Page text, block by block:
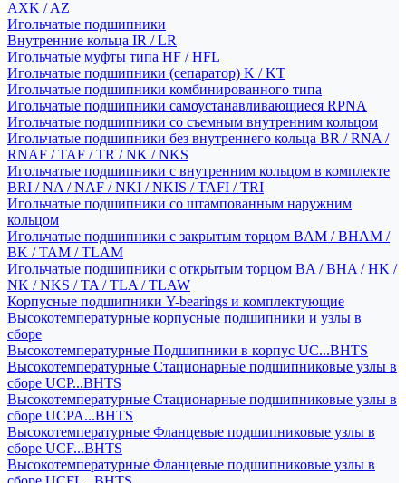
AXK / AZ
Игольчатые подшипники
Внутренние кольца IR / LR
Игольчатые муфты типа HF / HFL
Игольчатые подшипники (сепаратор) K / KT
Игольчатые подшипники комбинированного типа
Игольчатые подшипники самоустанавливающиеся RPNA
Игольчатые подшипники со съемным внутренним кольцом
Игольчатые подшипники без внутреннего кольца BR / RNA /
RNAF / TAF / TR / NK / NKS
Игольчатые подшипники с внутренним кольцом в комплекте
BRI / NA / NAF / NKI / NKIS / TAFI / TRI
Игольчатые подшипники со штампованным наружним
кольцом
Игольчатые подшипники с закрытым торцом BAM / BHAM /
BK / TAM / TLAM
Игольчатые подшипники с открытым торцом BA / BHA / HK /
NK / NKS / TA / TLA / TLAW
Корпусные подшипники Y-bearings и комплектующие
Высокотемпературные корпусные подшипники и узлы в
сборе
Высокотемпературные Подшипники в корпус UC...BHTS
Высокотемпературные Стационарные подшипниковые узлы в
сборе UCP...BHTS
Высокотемпературные Стационарные подшипниковые узлы в
сборе UCPA...BHTS
Высокотемпературные Фланцевые подшипниковые узлы в
сборе UCF...BHTS
Высокотемпературные Фланцевые подшипниковые узлы в